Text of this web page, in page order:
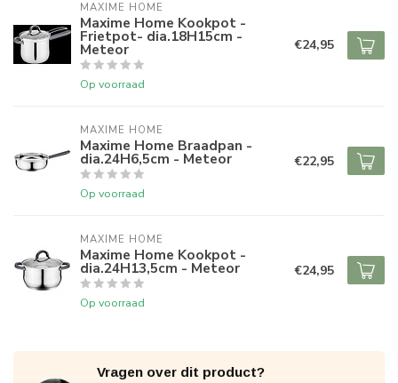
MAXIME HOME
Maxime Home Kookpot -
Frietpot- dia.18H15cm -
Meteor
Op voorraad
€24,95
MAXIME HOME
Maxime Home Braadpan -
dia.24H6,5cm - Meteor
Op voorraad
€22,95
MAXIME HOME
Maxime Home Kookpot -
dia.24H13,5cm - Meteor
Op voorraad
€24,95
Vragen over dit product?